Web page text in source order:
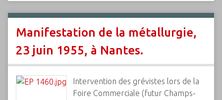
Manifestation de la métallurgie,
23 juin 1955, à Nantes.
Intervention des grévistes lors de la
Foire Commerciale (futur Champs-